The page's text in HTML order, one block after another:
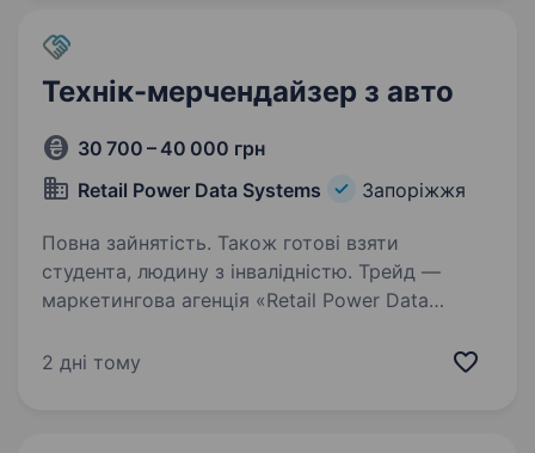
Технік-мерчендайзер з авто
30 700 – 40 000 грн
Retail Power Data Systems
Запоріжжя
Повна зайнятість. Також готові взяти
студента, людину з інвалідністю. Трейд —
маркетингова агенція «Retail Power Data
проєкту технічного сервісу (мерчандайзинг і
2 дні тому